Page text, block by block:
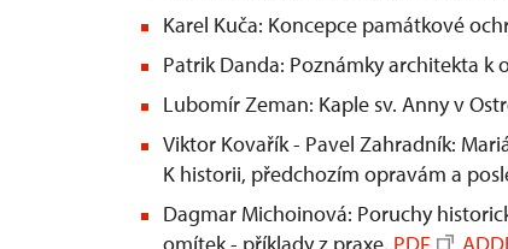
Karel Kuča: Koncepce památkové
Patrik Danda: Poznámky architekta k
Lubomír Zeman: Kaple sv. Anny v
Viktor Kovařík - Pavel Zahradník:
K historii, předchozím opravám a
Dagmar Michoinová: Poruchy